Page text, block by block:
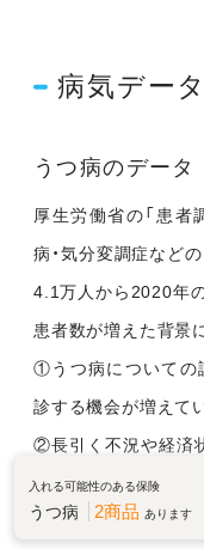
病気データ
うつ病のデータ
厚生労働省の「患者
病・気分変調症など
4.1万人から2020年
患者数が増えた背景に
①うつ病についての
診する機会が増えて
②長引く不況や経済
うつ状態になったり
③うつ病の診断基準
入れる可能性のある保険
うつ病 2商品 あります